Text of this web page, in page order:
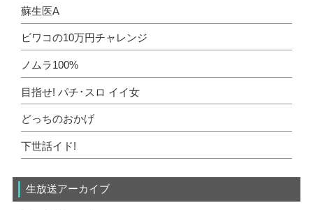
蘇生医A
ビワコの10万円チャレンジ
ノムラ100%
目指せ! パチ･スロ イイ女
どっちのおかげ
下世話イド!
生放送アーカイブ